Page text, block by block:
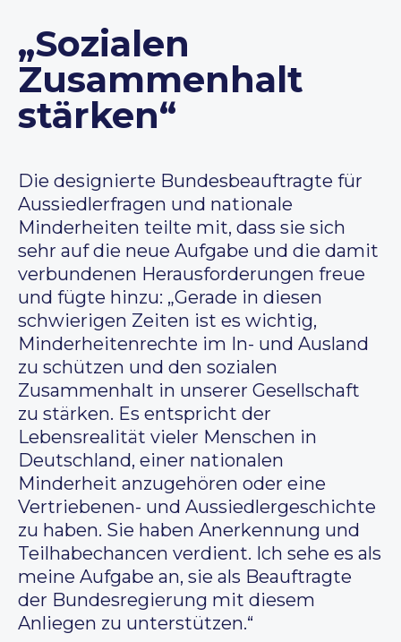
„Sozialen
Zusammenhalt
stärken“
Die designierte Bundesbeauftragte für
Aussiedlerfragen und nationale
Minderheiten teilte mit, dass sie sich
sehr auf die neue Aufgabe und die damit
verbundenen Herausforderungen freue
und fügte hinzu: „Gerade in diesen
schwierigen Zeiten ist es wichtig,
Minderheitenrechte im In- und Ausland
zu schützen und den sozialen
Zusammenhalt in unserer Gesellschaft
zu stärken. Es entspricht der
Lebensrealität vieler Menschen in
Deutschland, einer nationalen
Minderheit anzugehören oder eine
Vertriebenen- und Aussiedlergeschichte
zu haben. Sie haben Anerkennung und
Teilhabechancen verdient. Ich sehe es als
meine Aufgabe an, sie als Beauftragte
der Bundesregierung mit diesem
Anliegen zu unterstützen.“